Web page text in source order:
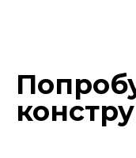
бани